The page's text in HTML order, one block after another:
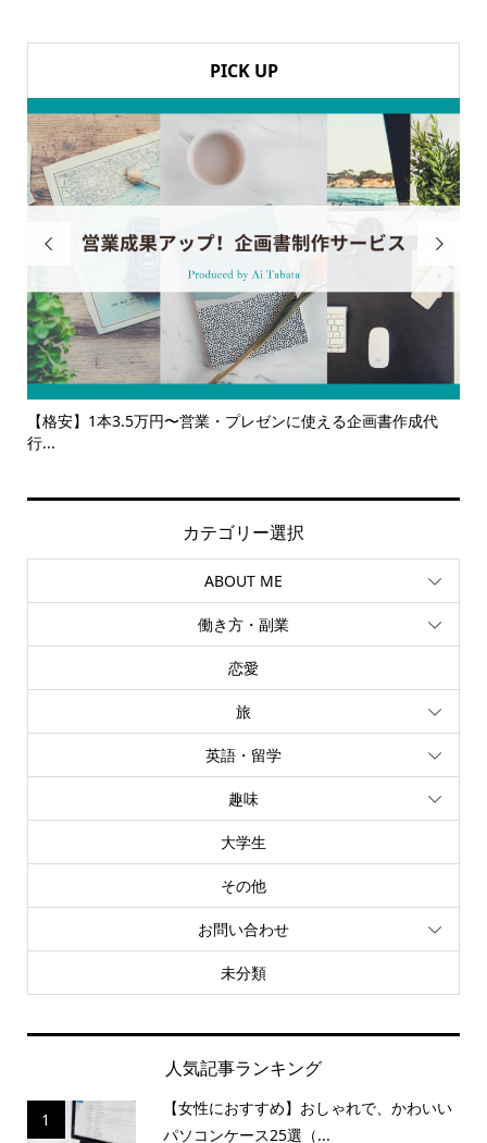
PICK UP

書作成代
【サービス一覧】広報・企画・デザインの単発依頼か

カテゴリー選択
ABOUT ME
働き方・副業
恋愛
旅
英語・留学
趣味
大学生
その他
お問い合わせ
未分類
人気記事ランキング
1
【女性におすすめ】おしゃれで、かわいい
パソコンケース25選（...